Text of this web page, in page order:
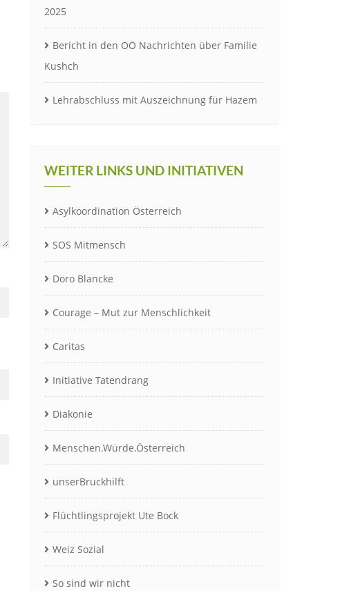
2025
Bericht in den OÖ Nachrichten über Familie
Kushch
Lehrabschluss mit Auszeichnung für Hazem
WEITER LINKS UND INITIATIVEN
Asylkoordination Österreich
SOS Mitmensch
Doro Blancke
Courage – Mut zur Menschlichkeit
Caritas
Initiative Tatendrang
Diakonie
Menschen.Würde.Österreich
unserBruckhilft
Flüchtlingsprojekt Ute Bock
Weiz Sozial
So sind wir nicht